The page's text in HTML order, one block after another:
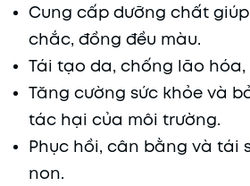
Cung cấp dưỡng chất
chắc, đồng đều màu.
Tái tạo da, chống lão
Tăng cường sức khỏe và
tác hại của môi trường.
Phục hồi, cân bằng và tái
non.